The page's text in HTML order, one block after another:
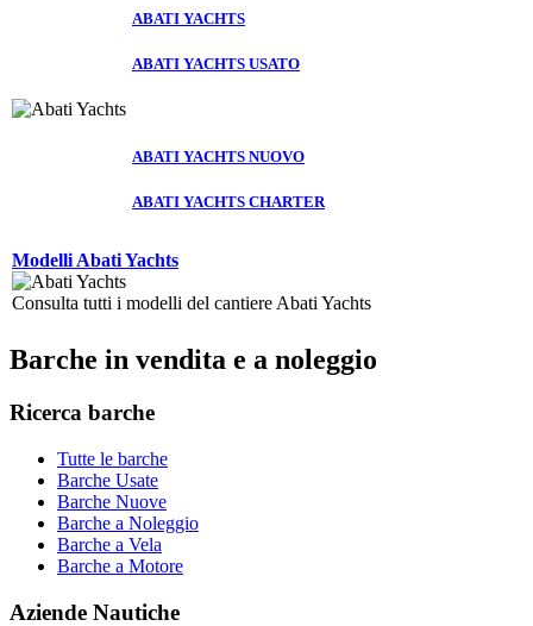
ABATI YACHTS
ABATI YACHTS USATO
ABATI YACHTS NUOVO
ABATI YACHTS CHARTER
Modelli Abati Yachts
Consulta tutti i modelli del cantiere Abati Yachts
Barche in vendita e a noleggio
Ricerca barche
Tutte le barche
Barche Usate
Barche Nuove
Barche a Noleggio
Barche a Vela
Barche a Motore
Aziende Nautiche